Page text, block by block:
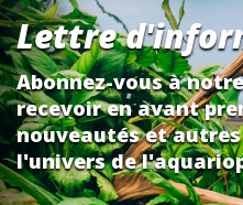
Lettre
Abonnez-vous à
recevoir en avant
nouveautés et
l'univers de